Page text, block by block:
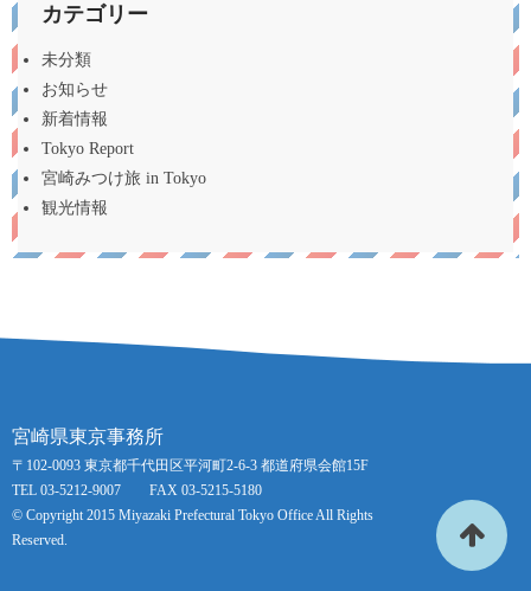
カテゴリー
未分類
お知らせ
新着情報
Tokyo Report
宮崎みつけ旅 in Tokyo
観光情報
宮崎県東京事務所
〒102-0093 東京都千代田区平河町2-6-3 都道府県会館15F
TEL 03-5212-9007 FAX 03-5215-5180
© Copyright 2015 Miyazaki Prefectural Tokyo Office All Rights
Reserved.